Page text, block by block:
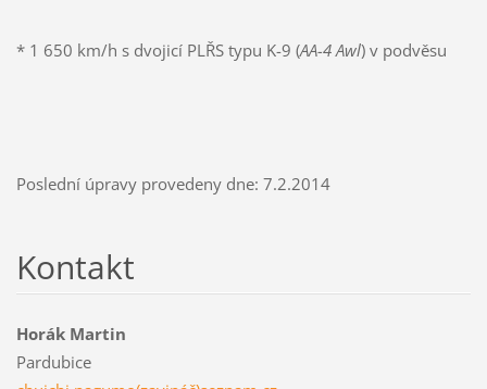
* 1 650 km/h s dvojicí PLŘS typu K-9 (AA-4 Awl) v podvěsu
Poslední úpravy provedeny dne: 7.2.2014
Kontakt
Horák Martin
Pardubice